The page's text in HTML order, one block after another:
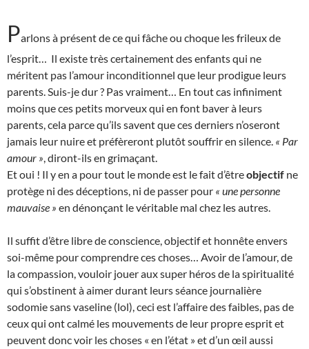
Parlons à présent de ce qui fâche ou choque les frileux de
l’esprit… Il existe très certainement des enfants qui ne
méritent pas l’amour inconditionnel que leur prodigue leurs
parents. Suis-je dur ? Pas vraiment… En tout cas infiniment
moins que ces petits morveux qui en font baver à leurs
parents, cela parce qu’ils savent que ces derniers n’oseront
jamais leur nuire et préfèreront plutôt souffrir en silence. « Par
amour » , diront-ils en grimaçant.
Et oui ! Il y en a pour tout le monde est le fait d’êtreobjectif ne
protège ni des déceptions, ni de passer pour « une personne
mauvaise » en dénonçant le véritable mal chez les autres.
Il suffit d’être libre de conscience, objectif et honnête envers
soi-même pour comprendre ces choses… Avoir de l’amour, de
la compassion, vouloir jouer aux super héros de la spiritualité
qui s’obstinent à aimer durant leurs séance journalière
sodomie sans vaseline (lol), ceci est l’affaire des faibles, pas de
ceux qui ont calmé les mouvements de leur propre esprit et
peuvent donc voir les choses « en l’état » et d’un œil aussi